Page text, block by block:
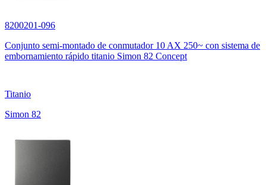
8200201-096
Conjunto semi-montado de conmutador 10 AX 250~ con sistema de
embornamiento rápido titanio Simon 82 Concept
Titanio
Simon 82